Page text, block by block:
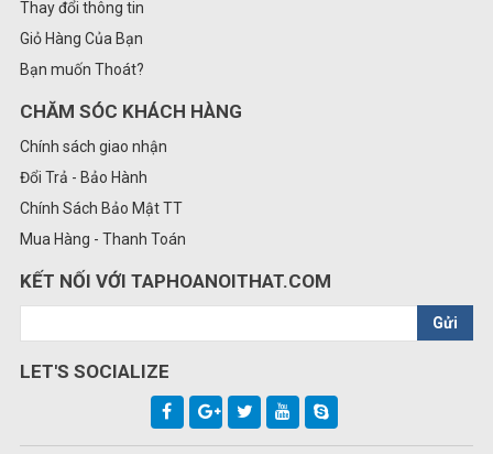
Thay đổi thông tin
Giỏ Hàng Của Bạn
Bạn muốn Thoát?
CHĂM SÓC KHÁCH HÀNG
Chính sách giao nhận
Đổi Trả - Bảo Hành
Chính Sách Bảo Mật TT
Mua Hàng - Thanh Toán
KẾT NỐI VỚI TAPHOANOITHAT.COM
Gửi
LET'S SOCIALIZE